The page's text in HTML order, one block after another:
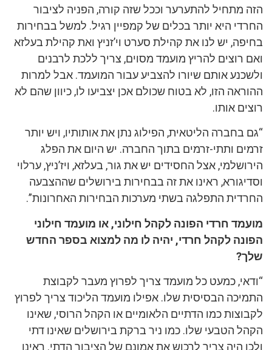
הזה מתחיל להתערער וככל שזה קורה, הפניה לציבור
החרדי היא יותר בכלים של קמפיין רגיל. למשל בבחירות
בחיפה, יש לנו את קהילת סערט וי’זניץ ואת קהילת בעלזא
ואם רוצים להריץ מועמד מסוים, צריך ללכת לרבנים
ולשכנע אותם שיורו להצביע עבור המועמד. אבל למרות
ההוראה הזו, לא בטוח שכולם אכן יצביעו לו, כיוון שהם לא
רוצים אותו.
“גם בחברה הליטאית, הפילוג נתן את אותותיו, ויש יותר
זרמים ותתי-זרמים בתוך החברה. יש היום את הפלג
הירושלמי, אצל החסידים יש את גור, בעלזא, ויז’ניץ, ערלוי
וסדיגורא, ראינו את זה בבחירות בירושלים שההצבעה
החרדית התפלגה בשתי מערכות הבחירות האחרונות”.
מועמד חרדי הפונה לקהל חילוני, או מועמד חילוני
הפונה לקהל חרדי, יהיה לו מה למצוא בספר החדש
שלך?
“ודאי, כמעט כל מועמד צריך לפרוץ מעבר לקבוצת
התמיכה הבסיסית שלו. אפילו מועמד הליכוד צריך לפרוץ
לקבוצות כמו הדתיים הלאומיים או הקהל הרוסי, שאינו
הקהל הטבעי שלו. כמו ניר ברקת בירושלים שאינו דתי
ולכן היה צריך לרכוש את אמונם של הציבור הדתי. ראינו